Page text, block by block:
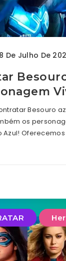
De Julho De
Besouro
os
Azul!